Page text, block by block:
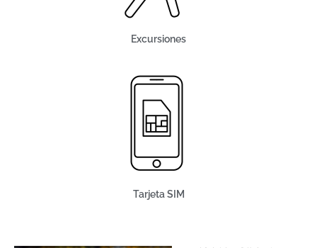
Excursiones
Tarjeta SIM